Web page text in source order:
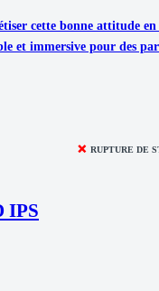
cette bonne attitude
et immersive pour des
❌ RUPTURE DE
IPS